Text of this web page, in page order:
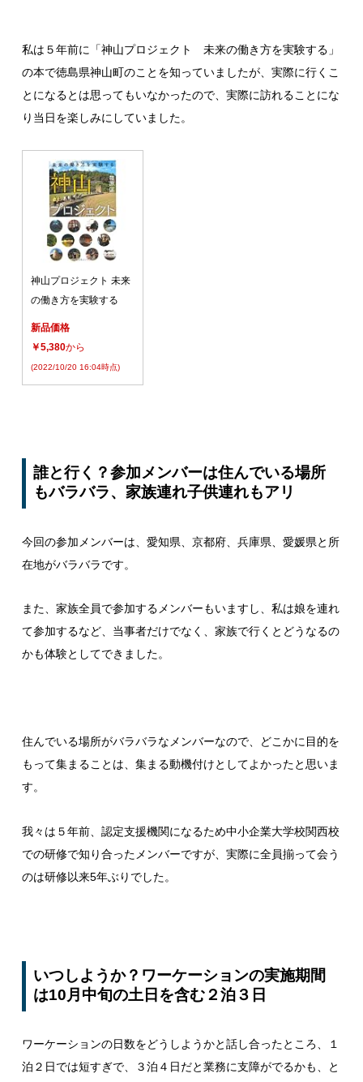
私は５年前に「神山プロジェクト 未来の働き方を実験する」
の本で徳島県神山町のことを知っていましたが、実際に行くこ
とになるとは思ってもいなかったので、実際に訪れることにな
り当日を楽しみにしていました。
神山プロジェクト 未来
の働き方を実験する
新品価格
￥5,380から
(2022/10/20 16:04時点)
誰と行く？参加メンバーは住んでいる場所
もバラバラ、家族連れ子供連れもアリ
今回の参加メンバーは、愛知県、京都府、兵庫県、愛媛県と所
在地がバラバラです。
また、家族全員で参加するメンバーもいますし、私は娘を連れ
て参加するなど、当事者だけでなく、家族で行くとどうなるの
かも体験としてできました。
住んでいる場所がバラバラなメンバーなので、どこかに目的を
もって集まることは、集まる動機付けとしてよかったと思いま
す。
我々は５年前、認定支援機関になるため中小企業大学校関西校
での研修で知り合ったメンバーですが、実際に全員揃って会う
のは研修以来5年ぶりでした。
いつしようか？ワーケーションの実施期間
は10月中旬の土日を含む２泊３日
ワーケーションの日数をどうしようかと話し合ったところ、１
泊２日では短すぎで、３泊４日だと業務に支障がでるかも、と